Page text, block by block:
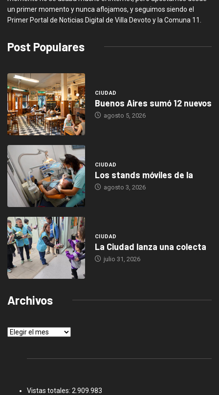
un primer momento y nunca aflojamos, y seguimos siendo el
Primer Portal de Noticias Digital de Villa Devoto y la Comuna 11.
Post Populares
CIUDAD
Buenos Aires sumó 12 nuevos
agosto 5, 2026
CIUDAD
Los stands móviles de la
agosto 3, 2026
CIUDAD
La Ciudad lanza una colecta
julio 31, 2026
Archivos
Archivos
Vistas totales: 2.909.983